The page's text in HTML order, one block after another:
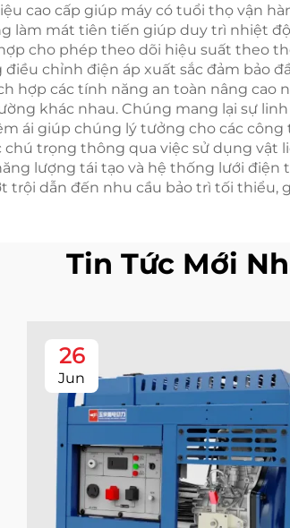
cao cấp giúp máy có tuổi thọ vận
làm mát tiên tiến giúp duy trì nhiệt
cho phép theo dõi hiệu suất theo
chỉnh điện áp xuất sắc đảm bảo
hợp các tính năng an toàn nâng cao
khác nhau. Chúng mang lại sự
ái giúp chúng lý tưởng cho các
trọng thông qua việc sử dụng vật
lượng tái tạo và hệ thống lưới
trội dẫn đến nhu cầu bảo trì tối thiểu,
Tin Tức Mới
26
Jun